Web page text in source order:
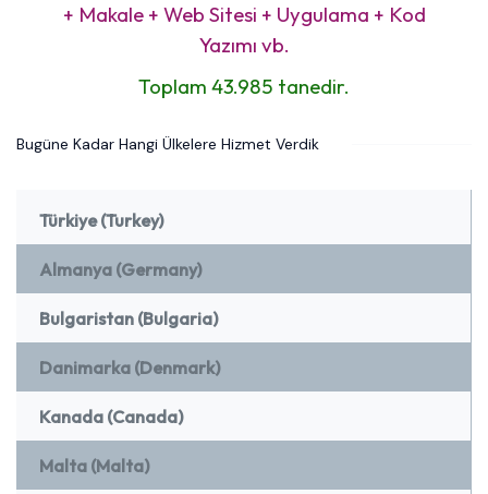
+ Makale + Web Sitesi + Uygulama + Kod
Yazımı vb.
Toplam 43.985 tanedir.
Bugüne Kadar Hangi Ülkelere Hizmet Verdik
Türkiye (Turkey)
Almanya (Germany)
Bulgaristan (Bulgaria)
Danimarka (Denmark)
Kanada (Canada)
Malta (Malta)